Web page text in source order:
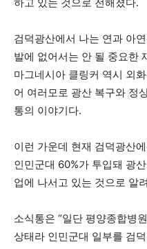
검덕광산에서 나는 연과 아
발에 없어서는 안 될 중요한
마그네시아 클링커 역시 외
어 여러모로 광산 복구와 정
통의 이야기다.
이런 가운데 현재 검덕광산
인민군대 60%가 투입돼 광
업에 나서고 있는 것으로 알
소식통은 “일단 평양종합병
상태라 인민군대 일부를 검